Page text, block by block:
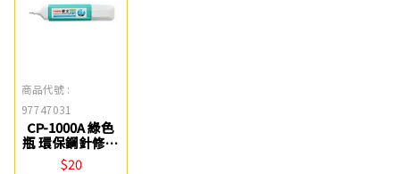
商品代號 :
97747031
CP-1000A 綠色
瓶 環保鋼針修正
液 TOWO
$20